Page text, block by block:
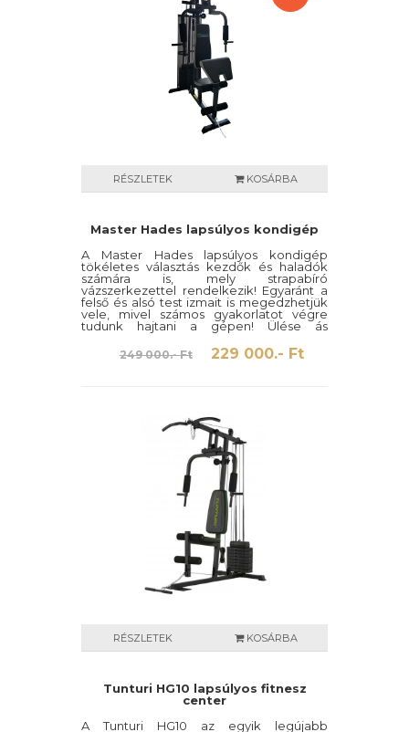
RÉSZLETEK KOSÁRBA
Master Hades lapsúlyos kondigép
A Master Hades lapsúlyos kondigép
tökéletes választás kezdők és haladók
számára is, mely strapabíró
vázszerkezettel rendelkezik! Egyaránt a
felső és alsó test izmait is megedzhetjük
vele, mivel számos gyakorlatot végre
tudunk hajtani a gépen! Ülése ás
háttámlája is személyre szabható.
249 000.- Ft 229 000.- Ft
RÉSZLETEK KOSÁRBA
Tunturi HG10 lapsúlyos fitnesz
center
A Tunturi HG10 az egyik legújabb